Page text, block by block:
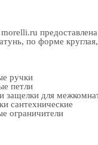
по форме
ручки
петли
защелки для
сантехнические
ограничители